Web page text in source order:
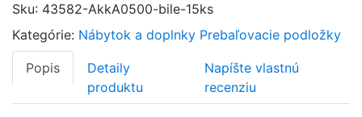
Sku: 43582-AkkA0500-bile-15ks
Kategórie: Nábytok a doplnky Prebaľovacie podložky
Popis
Detaily
produktu
Napíšte vlastnú
recenziu